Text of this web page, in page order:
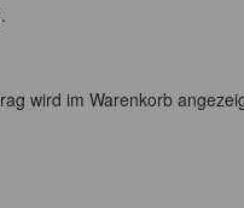
wird im Warenkorb